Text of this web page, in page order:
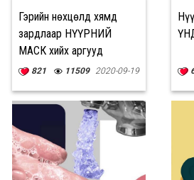
Гэрийн нөхцөлд хямд
зардлаар НҮҮРНИЙ
МАСК хийх аргууд
821 11509 2020-09-19